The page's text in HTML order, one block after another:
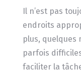
Il n’est pas
endroits
plus,
parfois
faciliter la